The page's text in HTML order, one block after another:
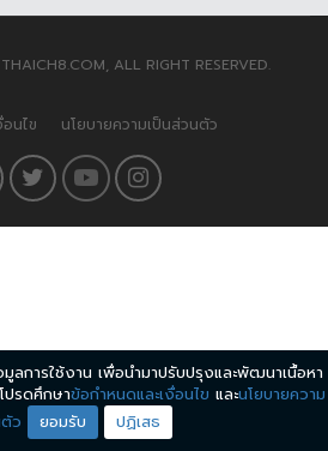
ALL RIGHT RESERVED.
นไข นโยบายความเป็นส่วนตัว
ลการใช้งาน เพื่อนำมาปรับปรุงและพัฒนาเนื้อหา
ปรดศึกษาข้อกำหนดและเงื่อนไข และนโยบายความ
ว
ยอมรับ ปฏิเสธ